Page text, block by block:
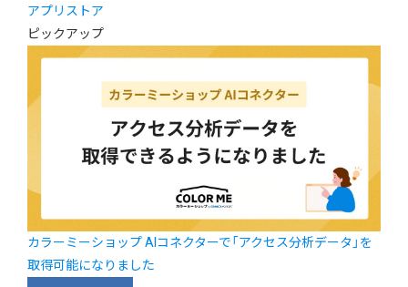
アプリストア
ピックアップ
カラーミーショップ AIコネクターで「アクセス分析データ」を
取得可能になりました